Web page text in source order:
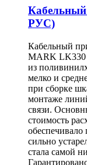
РУС)
Кабельный
MARK LK330
из
мелко и
при сборке
монтаже
связи.
стоимость
сильно
стала самой